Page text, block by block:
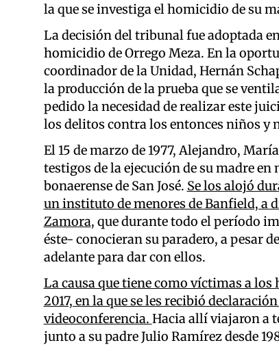
la que se investiga el homicidio de su
La decisión del tribunal fue adoptada
homicidio de Orrego Meza. En la
coordinador de la Unidad, Hernán
la producción de la prueba que se
pedido la necesidad de realizar este
los delitos contra los entonces niños y
El 15 de marzo de 1977, Alejandro,
testigos de la ejecución de su madre
bonaerense de San José. Se los alojó
un instituto de menores de Banfield, a
Zamora, que durante todo el período
éste- conocieran su paradero, a pesar
adelante para dar con ellos.
La causa que tiene como víctimas a
2017, en la que se les recibió
videoconferencia. Hacia allí viajaron a
junto a su padre Julio Ramírez desde